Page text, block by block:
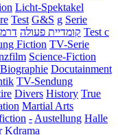
Licht-Spektakel
Test G&S g Serie
קומדיית פעולה Test c
Fiction TV-Serie
Science-Fiction
Biographie Docutainment
TV-Sendung
Divers History True
Martial Arts
- Austellung Halle
Kdrama